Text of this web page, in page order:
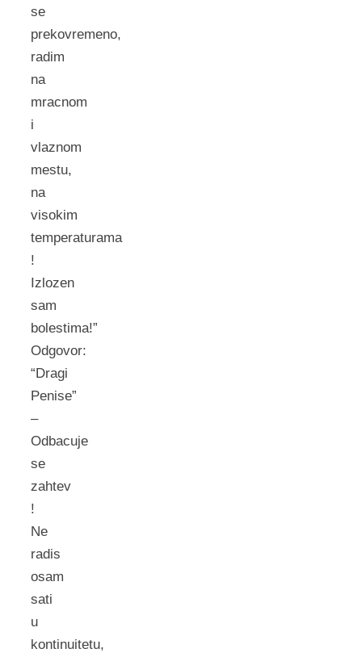
se
prekovremeno,
radim
na
mracnom
i
vlaznom
mestu,
na
visokim
temperaturama
!
Izlozen
sam
bolestima!”
Odgovor:
“Dragi
Penise”
–
Odbacuje
se
zahtev
!
Ne
radis
osam
sati
u
kontinuitetu,